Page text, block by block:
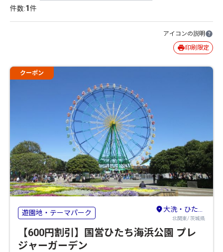
件数:1件
アイコンの説明
印刷限定
クーポン
遊園地・テーマパーク 大洗・ひたちなか
北関東/ 茨城県
【600円割引】国営ひたち海浜公園 プレ
ジャーガーデン